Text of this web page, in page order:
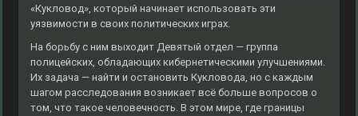
«Кукловод», который начинает использовать эти
уязвимости в своих политических играх.
На борьбу с ним выходит Девятый отдел — группа
полицейских, обладающих кибернетическими улучшениями.
Их задача — найти и остановить Кукловода, но с каждым
шагом расследования возникает всё больше вопросов о
том, что такое человечность. В этом мире, где границы